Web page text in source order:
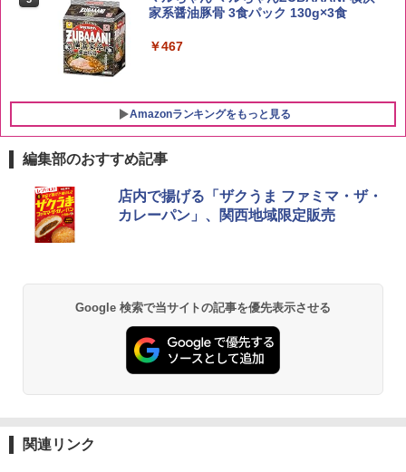
￥2,680
白州 Story of the Distillery 2026 化粧箱
入 700ml
￥19,860
家系醤油豚骨 3食パック 130g×3食
￥467
Amazonランキングをもっと見る
[山善] スチームオーブンレンジ 25L 一人
暮らし 二人暮らし フラットテーブル ス
チーム調理 自動メニュー19種搭載 角皿
シャープ 過熱水蒸気 オーブンレンジ 23
L 1段調理 ブラック RE-WF232-B シンプ
ル操作 コンパクト 一人暮らし 二人暮ら
編集部のおすすめ記事
店内で揚げる「ザクうま ファミマ・ザ・
カレーパン」、関西地域限定販売
Google 検索で当サイトの記事を優先表示させる
関連リンク